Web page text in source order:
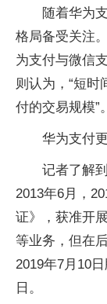
随着华为
格局备受关注
为支付与微信
则认为，“短
付的交易规模”。
华为支付
记者了解
2013年6月，
证》，获准开
等业务，但在
2019年7月10
日。